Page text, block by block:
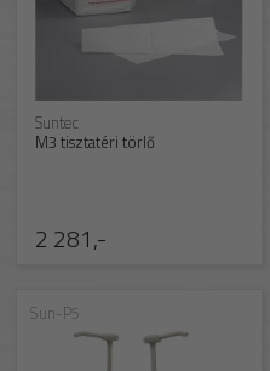
2 281,-
Suntec
M3 tisztatéri törlő
Sun-P5